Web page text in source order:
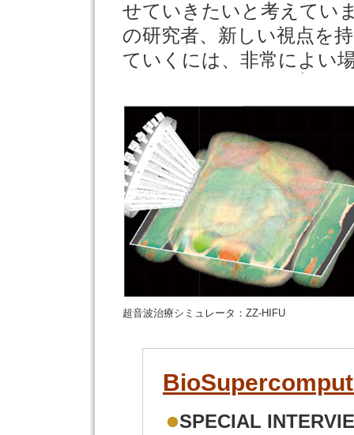
せていきたいと考えてい
の研究者、新しい視点を
ていくには、非常によい
超音波治療シミュレータ：ZZ-HIFU
SPECIAL